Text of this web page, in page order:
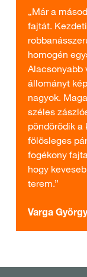
„Már a
fajtát.
homogén
Alacsonyabb
állományt
nagyok.
széles
pöndörödik a
fölösleges
fogékony
hogy
terem.”
Varga